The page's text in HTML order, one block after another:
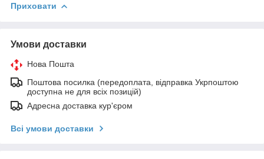
Приховати
Умови доставки
Нова Пошта
Поштова посилка (передоплата, відправка Укрпоштою
доступна не для всіх позицій)
Адресна доставка кур'єром
Всі умови доставки